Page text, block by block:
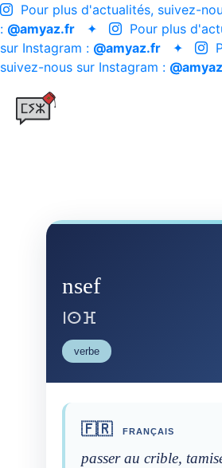
Pour plus d'actualités, suivez-
: @amyaz.fr ✦
Pour plus
sur Instagram : @amyaz.fr ✦
suivez-nous sur Instagram :
nsef
ⵏⵙⴼ
verbe
🇫🇷 FRANÇAIS
passer au crible,